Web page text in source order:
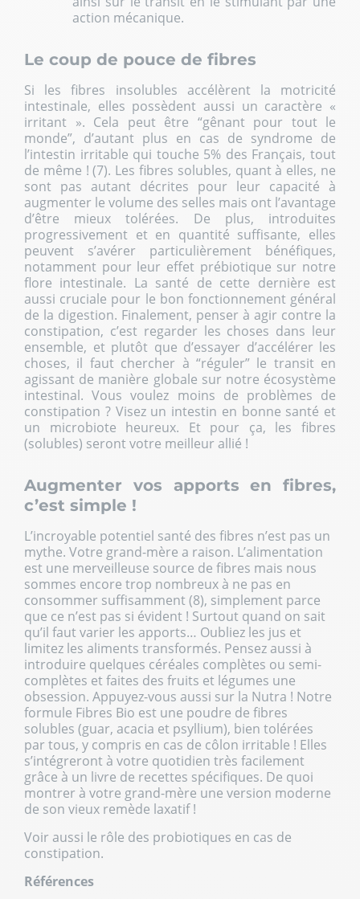
action mécanique.
Le coup de pouce de fibres
Si les fibres insolubles accélèrent la motricité
intestinale, elles possèdent aussi un caractère «
irritant ». Cela peut être “gênant pour tout le
monde”, d’autant plus en cas de syndrome de
l’intestin irritable qui touche 5% des Français, tout
de même ! (7). Les fibres solubles, quant à elles, ne
sont pas autant décrites pour leur capacité à
augmenter le volume des selles mais ont l’avantage
d’être mieux tolérées. De plus, introduites
progressivement et en quantité suffisante, elles
peuvent s’avérer particulièrement bénéfiques,
notamment pour leur effet prébiotique sur notre
flore intestinale. La santé de cette dernière est
aussi cruciale pour le bon fonctionnement général
de la digestion. Finalement, penser à agir contre la
constipation, c’est regarder les choses dans leur
ensemble, et plutôt que d’essayer d’accélérer les
choses, il faut chercher à “réguler” le transit en
agissant de manière globale sur notre écosystème
intestinal. Vous voulez moins de problèmes de
constipation ? Visez un intestin en bonne santé et
un microbiote heureux. Et pour ça, les fibres
(solubles) seront votre meilleur allié !
Augmenter vos apports en fibres,
c’est simple !
L’incroyable potentiel santé des fibres n’est pas un
mythe. Votre grand-mère a raison. L’alimentation
est une merveilleuse source de fibres mais nous
sommes encore trop nombreux à ne pas en
consommer suffisamment (8), simplement parce
que ce n’est pas si évident ! Surtout quand on sait
qu’il faut varier les apports… Oubliez les jus et
limitez les aliments transformés. Pensez aussi à
introduire quelques céréales complètes ou semi-
complètes et faites des fruits et légumes une
obsession. Appuyez-vous aussi sur la Nutra ! Notre
formule Fibres Bio est une poudre de fibres
solubles (guar, acacia et psyllium), bien tolérées
par tous, y compris en cas de côlon irritable ! Elles
s’intégreront à votre quotidien très facilement
grâce à un livre de recettes spécifiques. De quoi
montrer à votre grand-mère une version moderne
de son vieux remède laxatif !
Voir aussi le rôle des probiotiques en cas de
constipation.
Références